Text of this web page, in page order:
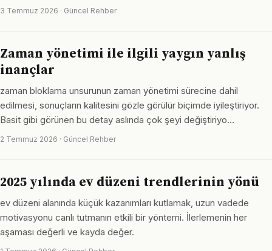
3 Temmuz 2026 · Güncel Rehber
Zaman yönetimi ile ilgili yaygın yanlış
inançlar
zaman bloklama unsurunun zaman yönetimi sürecine dahil
edilmesi, sonuçların kalitesini gözle görülür biçimde iyileştiriyor.
Basit gibi görünen bu detay aslında çok şeyi değiştiriyo…
2 Temmuz 2026 · Güncel Rehber
2025 yılında ev düzeni trendlerinin yönü
ev düzeni alanında küçük kazanımları kutlamak, uzun vadede
motivasyonu canlı tutmanın etkili bir yöntemi. İlerlemenin her
aşaması değerli ve kayda değer.